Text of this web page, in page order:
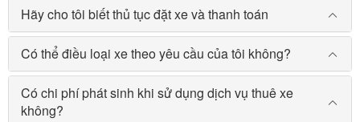
Hãy cho tôi biết thủ tục đặt xe và thanh toán
Có thể điều loại xe theo yêu cầu của tôi không?
Có chi phí phát sinh khi sử dụng dịch vụ thuê xe
không?